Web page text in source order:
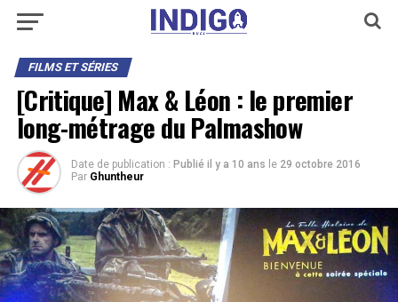
FILMS ET SÉRIES
[Critique] Max & Léon : le premier
long-métrage du Palmashow
Date de publication : Publié il y a 10 ans le 29 octobre 2016
Par Ghuntheur